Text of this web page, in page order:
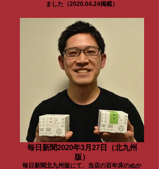
ました（2020.04.24掲載）
毎日新聞2020年3月27日（北九州
版）
毎日新聞北九州版にて、当店の百年床のぬか